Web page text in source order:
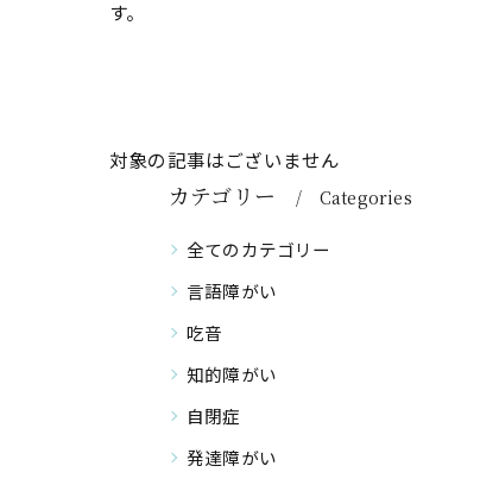
す。
対象の記事はございません
カテゴリー Categories
全てのカテゴリー
言語障がい
吃音
知的障がい
自閉症
発達障がい